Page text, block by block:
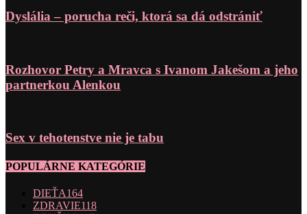
Dyslália – porucha reči, ktorá sa dá odstrániť
Rozhovor Petry a Mravca s Ivanom Jakešom a jeho
partnerkou Alenkou
Sex v tehotenstve nie je tabu
POPULÁRNE KATEGÓRIE
DIEŤA164
ZDRAVIE118